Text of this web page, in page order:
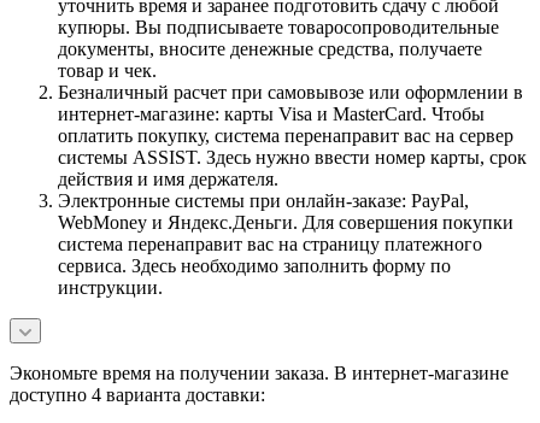
уточнить время и заранее подготовить сдачу с любой
купюры. Вы подписываете товаросопроводительные
документы, вносите денежные средства, получаете
товар и чек.
Безналичный расчет при самовывозе или оформлении в
интернет-магазине: карты Visa и MasterCard. Чтобы
оплатить покупку, система перенаправит вас на сервер
системы ASSIST. Здесь нужно ввести номер карты, срок
действия и имя держателя.
Электронные системы при онлайн-заказе: PayPal,
WebMoney и Яндекс.Деньги. Для совершения покупки
система перенаправит вас на страницу платежного
сервиса. Здесь необходимо заполнить форму по
инструкции.
Экономьте время на получении заказа. В интернет-магазине
доступно 4 варианта доставки: